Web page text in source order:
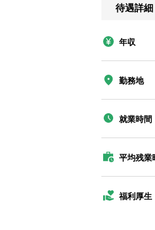
待遇詳細
年収
勤務地
就業時間
平均残業
福利厚生